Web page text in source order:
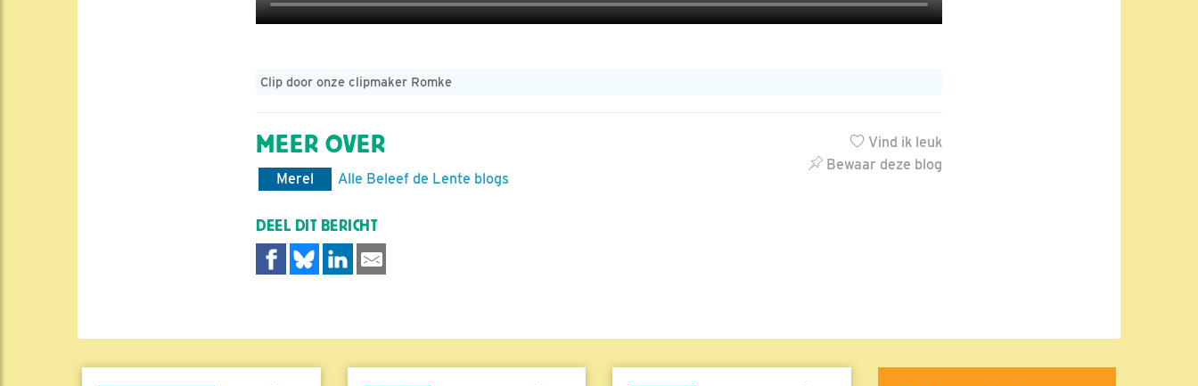
Clip door onze clipmaker Romke
Vind ik leuk
Bewaar deze blog
MEER OVER
Merel Alle Beleef de Lente blogs
DEEL DIT BERICHT